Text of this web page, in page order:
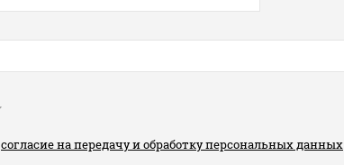
согласие на передачу и обработку персональных данных